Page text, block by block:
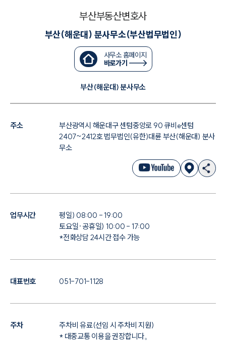
부산부동산변호사
부산(해운대) 분사무소(부산법무법인)
사무소 홈페이지
바로가기
부산(해운대) 분사무소
주소
부산광역시 해운대구 센텀중앙로 90 큐비e센텀
2407~2412호 법무법인(유한)대륜 부산(해운대) 분사
무소
업무시간
평일) 08:00 - 19:00
토요일·공휴일) 10:00 - 17:00
*전화상담 24시간 접수 가능
대표번호 051-701-1128
주차
주차비 유료(선임 시 주차비 지원)
* 대중교통 이용을 권장합니다。